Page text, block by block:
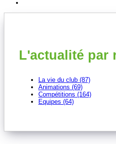
L'actualité par
La vie du club (87)
Animations (69)
Compétitions (164)
Equipes (64)